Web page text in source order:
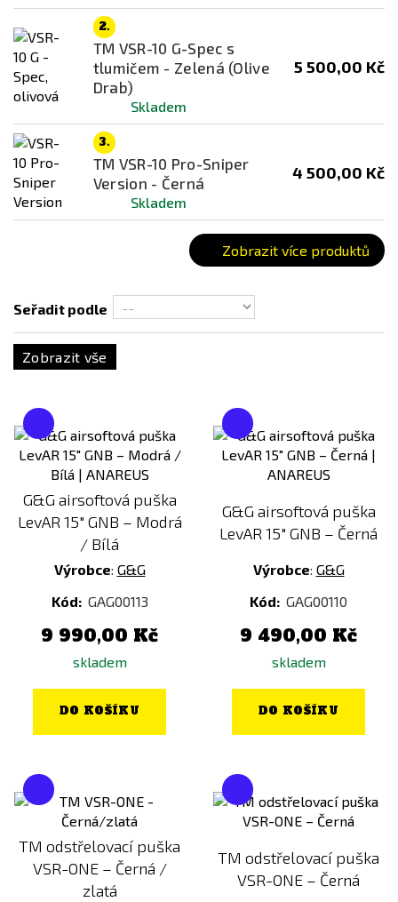
Montážní systém
M-LOK
SMR
Žádný
Černá / Kombinace
Dřevěná
Modrá
Multicam
Písková
Růžová
Šedá
Zelená
Typ konektoru
Malá Tamyia
T-Dean
Typ baterie
Doporučená váha munice
0,28g - 0,32g
0,30g - 0,36g
0,32g - 0,36g
0,32g - 0,40g
2.
TM VSR-10 G-Spec s
tlumičem - Zelená (Olive
Drab)
Skladem
5 500,00 Kč
3.
TM VSR-10 Pro-Sniper
Version - Černá
Skladem
4 500,00 Kč
Zobrazit více produktů
Seřadit podle
Zobrazit vše
G&G airsoftová puška
LevAR 15" GNB – Modrá
/ Bílá
Výrobce: G&G
Kód: GAG00113
9 990,00 Kč
skladem
DO KOŠÍKU
G&G airsoftová puška
LevAR 15" GNB – Černá
Výrobce: G&G
Kód: GAG00110
9 490,00 Kč
skladem
DO KOŠÍKU
TM odstřelovací puška
VSR-ONE – Černá /
zlatá
TM odstřelovací puška
VSR-ONE – Černá